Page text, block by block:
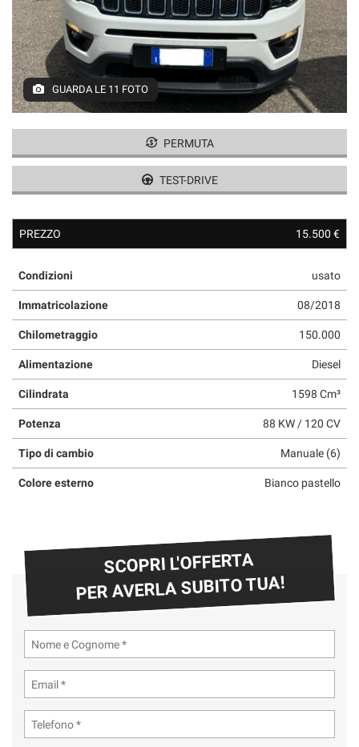
GUARDA LE 11 FOTO
PERMUTA
TEST-DRIVE
PREZZO 15.500 €
Condizioni usato
Immatricolazione 08/2018
Chilometraggio 150.000
Alimentazione Diesel
Cilindrata 1598 Cm³
Potenza 88 KW / 120 CV
Tipo di cambio Manuale (6)
Colore esterno Bianco pastello
SCOPRI L'OFFERTA
PER AVERLA SUBITO TUA!
tracciamento
che
adottiamo
per
offrire
le
funzionalità
attività
seguito
Per
ottenere
informazioni
sull'utilità
e
funzionamento
di
strumenti
di
tracciamento
si
rimanda
alla
cookie
e
modificare
le
tue
scelte
in
qualsiasi
momento.